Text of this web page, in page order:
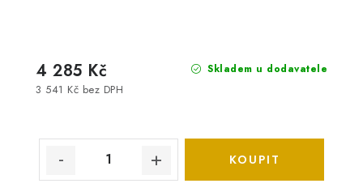
Skladem u dodavatele
3 541 Kč bez DPH
4 285 Kč